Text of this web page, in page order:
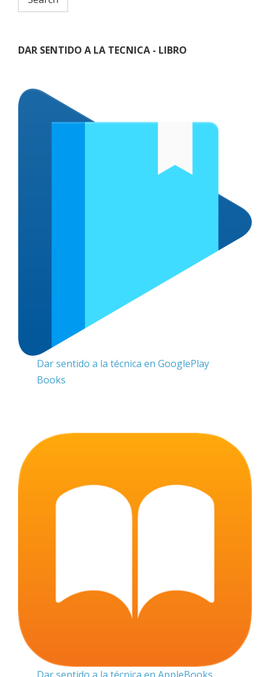
DAR SENTIDO A LA TECNICA - LIBRO
Dar sentido a la técnica en GooglePlay
Books